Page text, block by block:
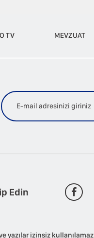
TV MEVZUAT
Edin
yazılar izinsiz kullanılamaz